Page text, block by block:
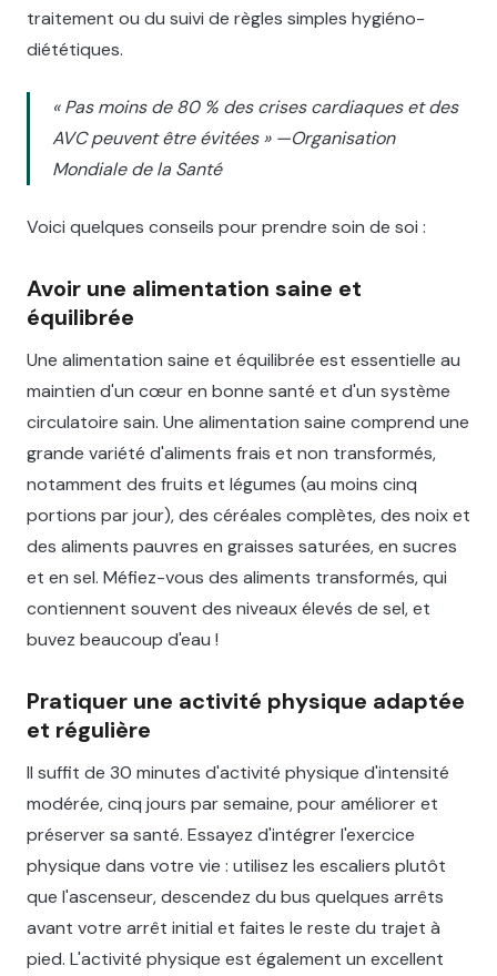
traitement ou du suivi de règles simples hygiéno-
diététiques.
« Pas moins de 80 % des crises cardiaques et des
AVC peuvent être évitées » —Organisation
Mondiale de la Santé
Voici quelques conseils pour prendre soin de soi :
Avoir une alimentation saine et
équilibrée
Une alimentation saine et équilibrée est essentielle au
maintien d'un cœur en bonne santé et d'un système
circulatoire sain. Une alimentation saine comprend une
grande variété d'aliments frais et non transformés,
notamment des fruits et légumes (au moins cinq
portions par jour), des céréales complètes, des noix et
des aliments pauvres en graisses saturées, en sucres
et en sel. Méfiez-vous des aliments transformés, qui
contiennent souvent des niveaux élevés de sel, et
buvez beaucoup d'eau !
Pratiquer une activité physique adaptée
et régulière
Il suffit de 30 minutes d'activité physique d'intensité
modérée, cinq jours par semaine, pour améliorer et
préserver sa santé. Essayez d'intégrer l'exercice
physique dans votre vie : utilisez les escaliers plutôt
que l'ascenseur, descendez du bus quelques arrêts
avant votre arrêt initial et faites le reste du trajet à
pied. L'activité physique est également un excellent